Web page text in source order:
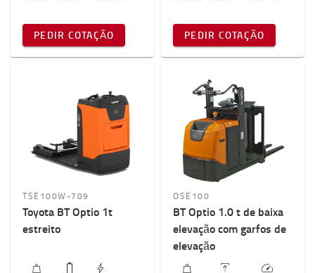
PEDIR COTAÇÃO PEDIR COTAÇÃO
TSE100W-709
Toyota BT Optio 1t
estreito
OSE100
BT Optio 1.0 t de baixa
elevação com garfos de
elevação